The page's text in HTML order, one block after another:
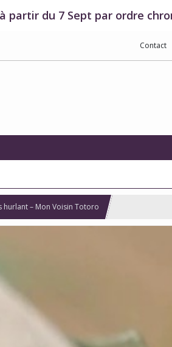
partir du 7 Sept par ordre
Contact
hurlant – Mon Voisin Totoro